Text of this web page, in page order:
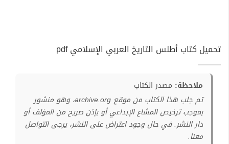
تحميل كتاب أطلس التاريخ العربي الإسلامي pdf
ملاحظة: مصدر الكتاب
تم جلب هذا الكتاب من موقع archive.org، وهو منشور
بموجب ترخيص المشاع الإبداعي أو بإذن صريح من المؤلف أو
دار النشر. في حال وجود اعتراض على النشر، يرجى التواصل
معنا.